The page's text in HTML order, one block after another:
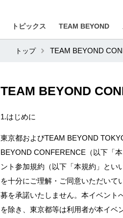
トピックス TEAM BEYOND
トップ TEAM BEYOND
TEAM BEYOND
1.はじめに
東京都およびTEAM BEYOND
BEYOND CONFERENCE（以下「
ント参加規約（以下「本規約」とい
を十分にご理解・ご同意いただいて
募を承諾いたしません。本イベント
を除き、東京都等は利用者が本イベ